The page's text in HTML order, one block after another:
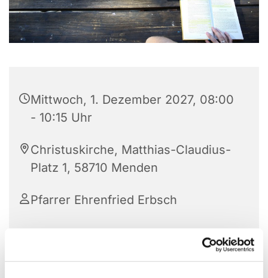
Mittwoch, 1. Dezember 2027, 08:00
- 10:15 Uhr
Christuskirche, Matthias-Claudius-
Platz 1, 58710 Menden
Pfarrer Ehrenfried Erbsch
Ein A1-Deutschsprachkurs ist der ideale Einstieg